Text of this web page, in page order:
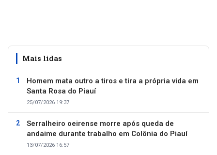
Mais lidas
Homem mata outro a tiros e tira a própria vida em
Santa Rosa do Piauí
25/07/2026 19:37
Serralheiro oeirense morre após queda de
andaime durante trabalho em Colônia do Piauí
13/07/2026 16:57